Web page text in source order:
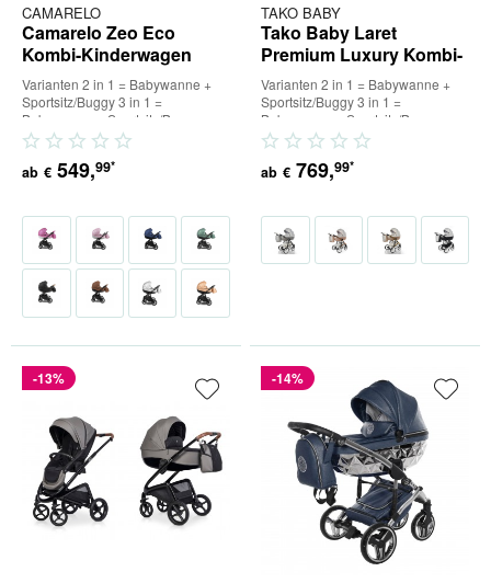
CAMARELO
Camarelo Zeo Eco
Kombi-Kinderwagen
Varianten 2 in 1 = Babywanne +
Sportsitz/Buggy 3 in 1 =
Babywanne + Sportsitz/Buggy +
Babyschale (inkl. Adapter) 4 in...
ab € 549,99*
TAKO BABY
Tako Baby Laret
Premium Luxury Kombi-
Kinderwagen
Varianten 2 in 1 = Babywanne +
Sportsitz/Buggy 3 in 1 =
Babywanne + Sportsitz/Buggy +
Babyschale (inkl. Adapter) 4 in...
ab € 769,99*
-13% -14%